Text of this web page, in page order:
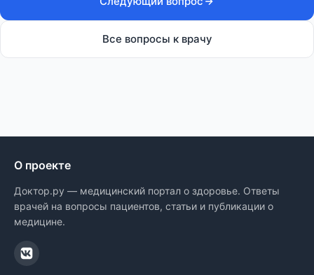
Все вопросы к врачу
О проекте
Доктор.ру — медицинский портал о здоровье. Ответы
врачей на вопросы пациентов, статьи и публикации о
медицине.